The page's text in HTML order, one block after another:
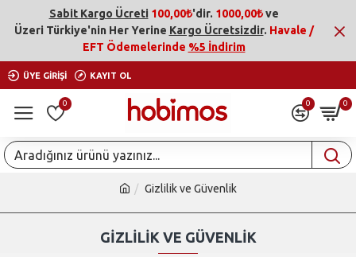
Sabit Kargo Ücreti 100,00₺'dir. 1000,00₺ve
Üzeri Türkiye'nin Her Yerine Kargo Ücretsizdir. Havale /
EFT Ödemelerinde %5 İndirim
ÜYE GIRIŞI KAYIT OL
0 0 0
Gizlilik ve Güvenlik
GIZLILIK VE GÜVENLIK